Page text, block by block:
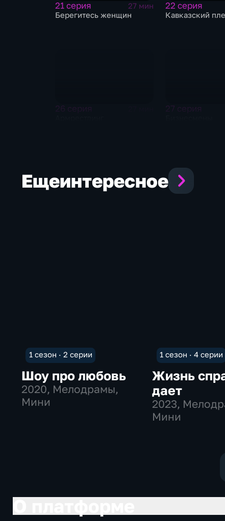
21 серия
27 мин
Берегитесь женщин
22 серия
Кавказский
26 серия 27 серия
Ещеинтересное
1 сезон · 2 серии
Шоу про любовь
2020, Мелодрамы,
Мини
1 сезон · 4 серии
Жизнь
дает
2023,
Мини